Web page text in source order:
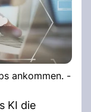
ankommen. -
KI die